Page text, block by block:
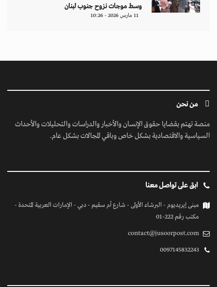
وسط موجات نزوح جنوب لبنان
11 مارس 2026 - 10:26
من نحن
منصة تهتم بقضايا حقوق الإنسان والأخبار والدراسات والتحليلات والأحداث
السياسية والاقتصادية بشكل خاص وباقي المجالات بشكل عام.
ابق على تواصل معنا
مبنى إيريديوم - البرشاء الأولى - شارع أم سقيم - دبي - الإمارات العربية المتحدة -
مكتب رقم 222-01
contact@jusoorpost.com
0097145832243